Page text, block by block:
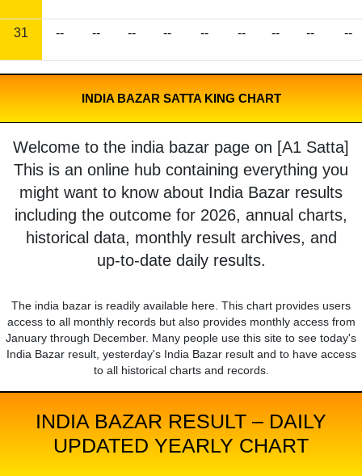
31 -- -- -- -- -- -- -- -- --
INDIA BAZAR SATTA KING CHART
Welcome to the india bazar page on [A1 Satta]
This is an online hub containing everything you
might want to know about India Bazar results
including the outcome for 2026, annual charts,
historical data, monthly result archives, and
up-to-date daily results.
The india bazar is readily available here. This chart provides users
access to all monthly records but also provides monthly access from
January through December. Many people use this site to see today's
India Bazar result, yesterday's India Bazar result and to have access
to all historical charts and records.
INDIA BAZAR RESULT – DAILY
UPDATED YEARLY CHART